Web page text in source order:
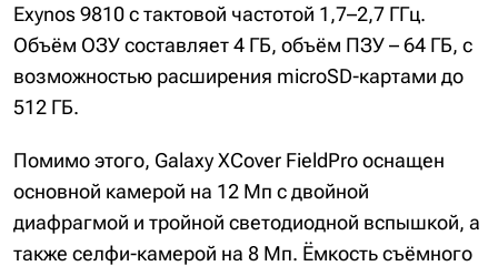
Exynos 9810 с тактовой частотой 1,7–2,7 ГГц.
Объём ОЗУ составляет 4 ГБ, объём ПЗУ – 64 ГБ, с
возможностью расширения microSD-картами до
512 ГБ.
Помимо этого, Galaxy XCover FieldPro оснащен
основной камерой на 12 Мп с двойной
диафрагмой и тройной светодиодной вспышкой, а
также селфи-камерой на 8 Мп. Ёмкость съёмного